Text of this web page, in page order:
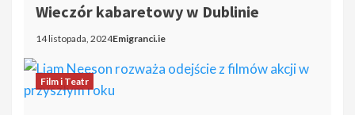
Wieczór kabaretowy w Dublinie
14 listopada, 2024Emigranci.ie
Film i Teatr